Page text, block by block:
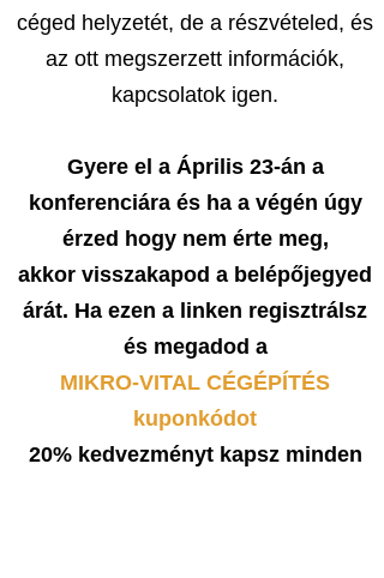
céged helyzetét, de a részvételed, és
az ott megszerzett információk,
kapcsolatok igen.
Gyere el a Április 23-án a
konferenciára és ha a végén úgy
érzed hogy nem érte meg,
akkor visszakapod a belépőjegyed
árát. Ha ezen a linken regisztrálsz
és megadod a
MIKRO-VITAL CÉGÉPÍTÉS
kuponkódot
20% kedvezményt kapsz minden